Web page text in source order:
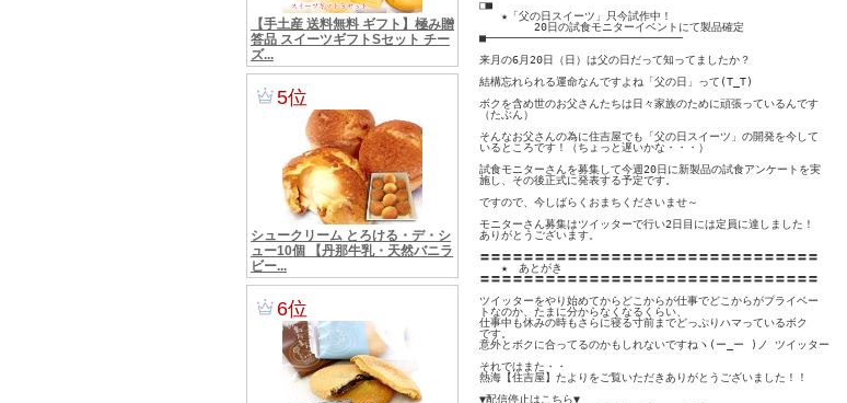
□■
★「父の日スイーツ」只今試作中！
20日の試食モニターイベントにて製品確定
■──────────────────────────────
来月の6月20日（日）は父の日だって知ってましたか？
結構忘れられる運命なんですよね「父の日」って(T_T)
ボクを含め世のお父さんたちは日々家族のために頑張っているんです
（たぶん）
そんなお父さんの為に住吉屋でも「父の日スイーツ」の開発を今して
いるところです！（ちょっと遅いかな・・・）
試食モニターさんを募集して今週20日に新製品の試食アンケートを実
施し、その後正式に発表する予定です。
ですので、今しばらくおまちくださいませ～
モニターさん募集はツイッターで行い2日目には定員に達しました！
ありがとうございます。
〓〓〓〓〓〓〓〓〓〓〓〓〓〓〓〓〓〓〓〓〓〓〓〓〓〓〓〓〓〓〓
★　あとがき
〓〓〓〓〓〓〓〓〓〓〓〓〓〓〓〓〓〓〓〓〓〓〓〓〓〓〓〓〓〓〓
ツイッターをやり始めてからどこからが仕事でどこからがプライベー
トなのか、たまに分からなくなるくらい、
仕事中も休みの時もさらに寝る寸前までどっぷりハマっているボク
です。
意外とボクに合ってるのかもしれないですねヽ(ー_ー )ノ ツイッター
それではまた・・
熱海【住吉屋】たよりをご覧いただきありがとうございました！！
▼配信停止はこちら▼